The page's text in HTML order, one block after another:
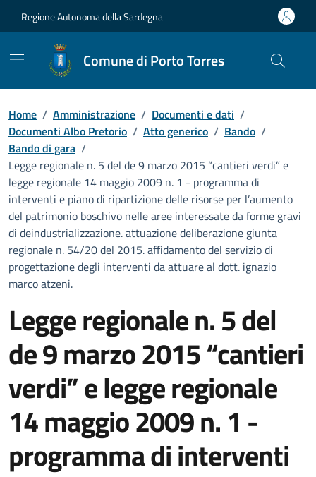
Regione Autonoma della Sardegna
Comune di Porto Torres
Home / Amministrazione / Documenti e dati /
Documenti Albo Pretorio / Atto generico / Bando /
Bando di gara /
Legge regionale n. 5 del de 9 marzo 2015 “cantieri verdi” e
legge regionale 14 maggio 2009 n. 1 - programma di
interventi e piano di ripartizione delle risorse per l’aumento
del patrimonio boschivo nelle aree interessate da forme gravi
di deindustrializzazione. attuazione deliberazione giunta
regionale n. 54/20 del 2015. affidamento del servizio di
progettazione degli interventi da attuare al dott. ignazio
marco atzeni.
Legge regionale n. 5 del
de 9 marzo 2015 “cantieri
verdi” e legge regionale
14 maggio 2009 n. 1 -
programma di interventi